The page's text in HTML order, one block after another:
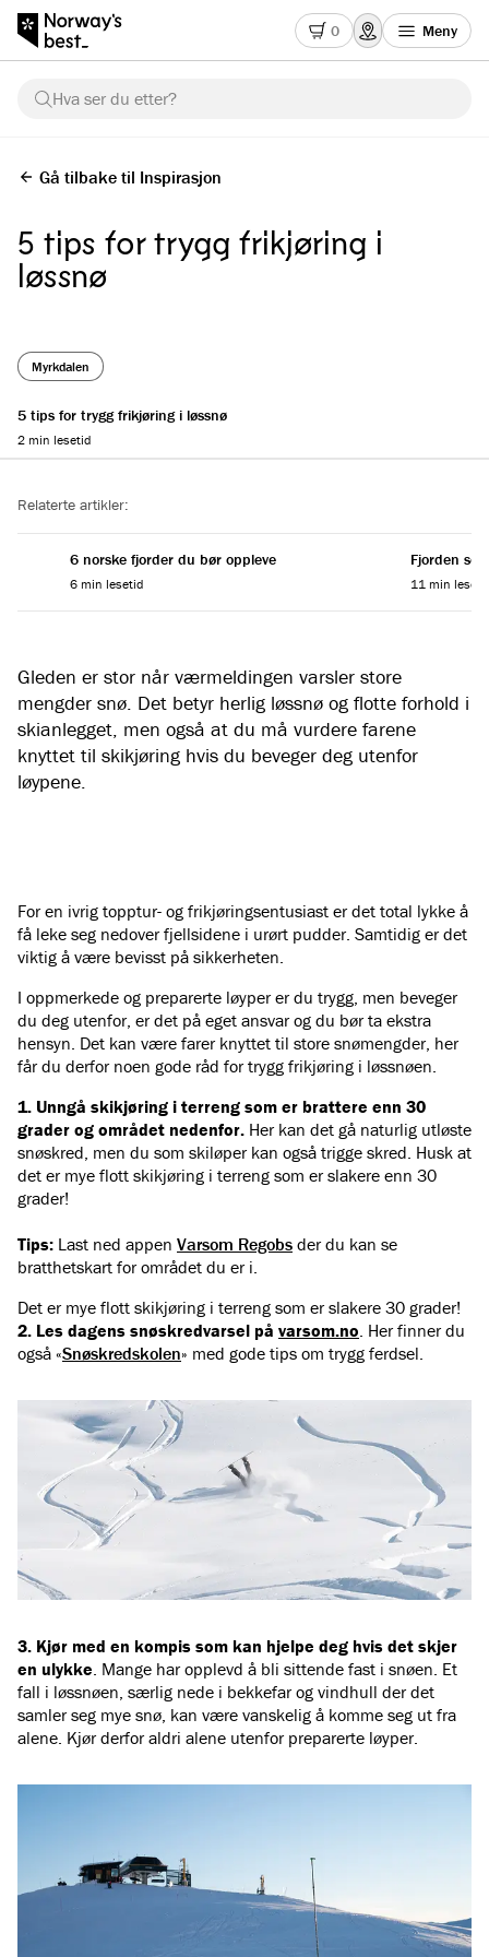
0 Meny
Hva ser du etter?
Gå tilbake til Inspirasjon
5 tips for trygg frikjøring i
løssnø
Myrkdalen
5 tips for trygg frikjøring i løssnø
2 min lesetid
Relaterte artikler:
6 norske fjorder du bør oppleve
6 min lesetid
Fjorden
11 min
Gleden er stor når værmeldingen varsler store
mengder snø. Det betyr herlig løssnø og flotte forhold i
skianlegget, men også at du må vurdere farene
knyttet til skikjøring hvis du beveger deg utenfor
løypene.
For en ivrig topptur- og frikjøringsentusiast er det total lykke å
få leke seg nedover fjellsidene i urørt pudder. Samtidig er det
viktig å være bevisst på sikkerheten.
I oppmerkede og preparerte løyper er du trygg, men beveger
du deg utenfor, er det på eget ansvar og du bør ta ekstra
hensyn. Det kan være farer knyttet til store snømengder, her
får du derfor noen gode råd for trygg frikjøring i løssnøen.
1. Unngå skikjøring i terreng som er brattere enn 30
grader og området nedenfor. Her kan det gå naturlig utløste
snøskred, men du som skiløper kan også trigge skred. Husk at
det er mye flott skikjøring i terreng som er slakere enn 30
grader!
Tips: Last ned appen Varsom Regobs der du kan se
bratthetskart for området du er i.
Det er mye flott skikjøring i terreng som er slakere 30 grader!
2. Les dagens snøskredvarsel på varsom.no. Her finner du
også «Snøskredskolen» med gode tips om trygg ferdsel.
3. Kjør med en kompis som kan hjelpe deg hvis det skjer
en ulykke. Mange har opplevd å bli sittende fast i snøen. Et
fall i løssnøen, særlig nede i bekkefar og vindhull der det
samler seg mye snø, kan være vanskelig å komme seg ut fra
alene. Kjør derfor aldri alene utenfor preparerte løyper.